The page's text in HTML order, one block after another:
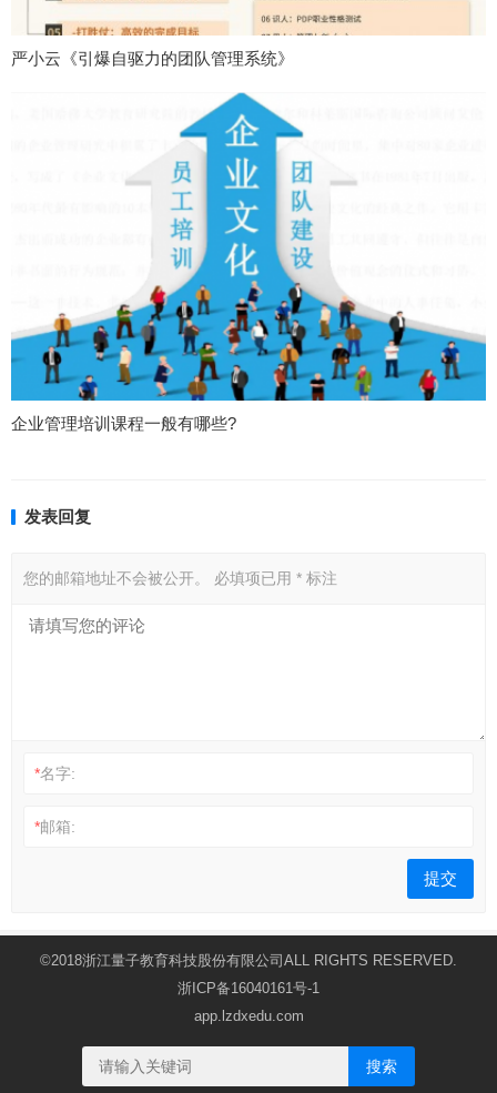
严小云《引爆自驱力的团队管理系统》
企业管理培训课程一般有哪些?
发表回复
您的邮箱地址不会被公开。 必填项已用 * 标注
*名字:
*邮箱:
©2018浙江量子教育科技股份有限公司ALL RIGHTS RESERVED.
浙ICP备16040161号-1
app.lzdxedu.com
搜索